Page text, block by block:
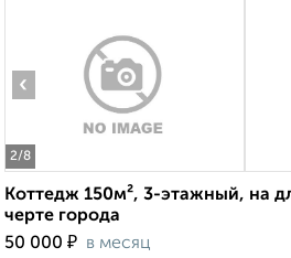
2/8
‹
Коттедж 150м², 3-этажный, на
черте города
50 000 ₽ в месяц